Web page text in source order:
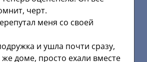
черт.
меня со своей
и ушла почти сразу,
доме, просто ехали вместе